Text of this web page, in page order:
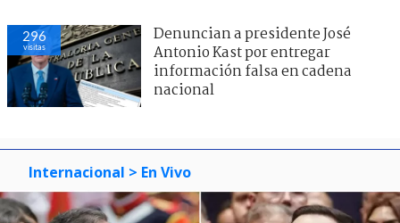
296
visitas
Denuncian a presidente José
Antonio Kast por entregar
información falsa en cadena
nacional
Internacional > En Vivo